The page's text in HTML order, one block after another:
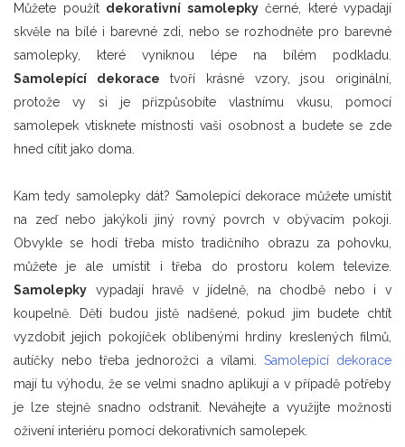
Můžete použít dekorativní samolepkyčerné, které vypadají
skvěle na bílé i barevné zdi, nebo se rozhodněte pro barevné
samolepky, které vyniknou lépe na bílém podkladu.
Samolepící dekorace tvoří krásné vzory, jsou originální,
protože vy si je přizpůsobíte vlastnímu vkusu, pomocí
samolepek vtisknete místnosti vaši osobnost a budete se zde
hned cítit jako doma.
Kam tedy samolepky dát? Samolepící dekorace můžete umístit
na zeď nebo jakýkoli jiný rovný povrch v obývacím pokoji.
Obvykle se hodí třeba místo tradičního obrazu za pohovku,
můžete je ale umístit i třeba do prostoru kolem televize.
Samolepky vypadají hravě v jídelně, na chodbě nebo i v
koupelně. Děti budou jistě nadšené, pokud jim budete chtít
vyzdobit jejich pokojíček oblíbenými hrdiny kreslených filmů,
autíčky nebo třeba jednorožci a vílami. Samolepící dekorace
mají tu výhodu, že se velmi snadno aplikují a v případě potřeby
je lze stejně snadno odstranit. Neváhejte a využijte možnosti
oživení interiéru pomocí dekorativních samolepek.